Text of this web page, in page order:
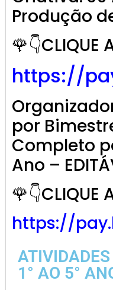
Produção
🌹👇CLIQUE
https://
por
Completo
Ano –
🌹👇CLIQUE
https://
1° AO 5°